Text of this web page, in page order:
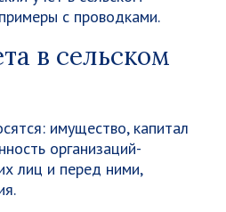
с проводками.
в сельском
имущество, капитал
организаций-
лиц и перед ними,